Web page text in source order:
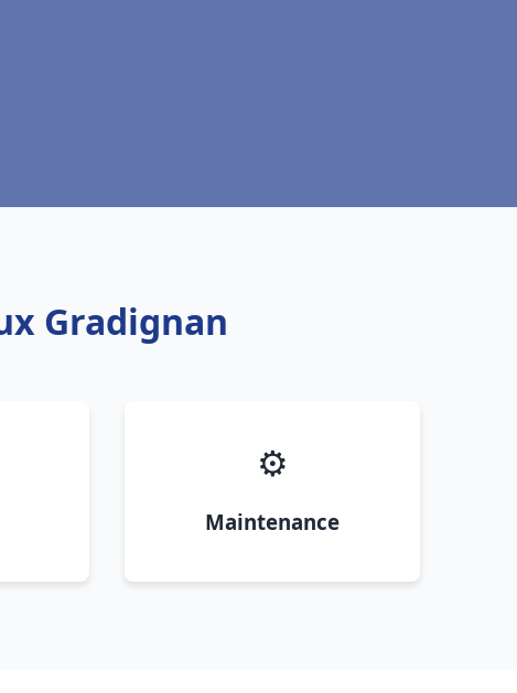
Gradignan
⚙️
Maintenance